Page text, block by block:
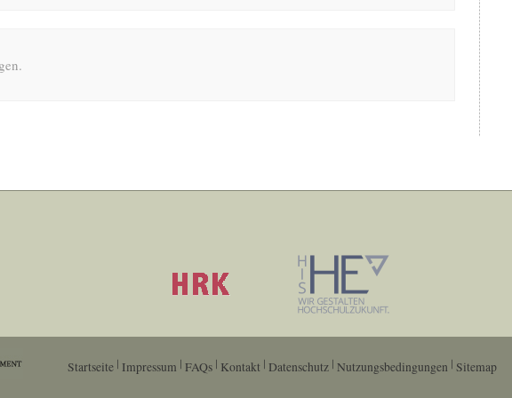
Startseite Impressum FAQs Kontakt Datenschutz Nutzungsbedingungen Sitemap